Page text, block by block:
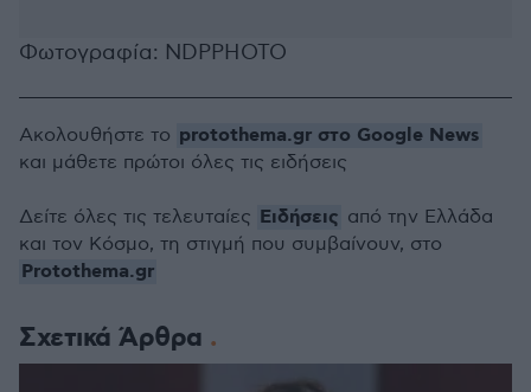
Φωτογραφία: NDPPHOTO
Σχετικά Άρθρα
Ακολουθήστε το protothema.gr στο Google News
και μάθετε πρώτοι όλες τις ειδήσεις
Δείτε όλες τις τελευταίες Ειδήσεις από την Ελλάδα
και τον Κόσμο, τη στιγμή που συμβαίνουν, στο
Protothema.gr